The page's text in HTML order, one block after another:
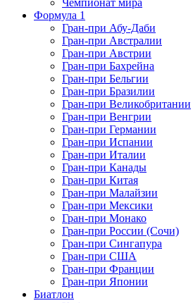
Формула 1
Гран-при Абу-Даби
Гран-при Австралии
Гран-при Австрии
Гран-при Бахрейна
Гран-при Бельгии
Гран-при Бразилии
Гран-при Великобритании
Гран-при Венгрии
Гран-при Германии
Гран-при Испании
Гран-при Италии
Гран-при Канады
Гран-при Китая
Гран-при Малайзии
Гран-при Мексики
Гран-при Монако
Гран-при России (Сочи)
Гран-при Сингапура
Гран-при США
Гран-при Франции
Гран-при Японии
Биатлон